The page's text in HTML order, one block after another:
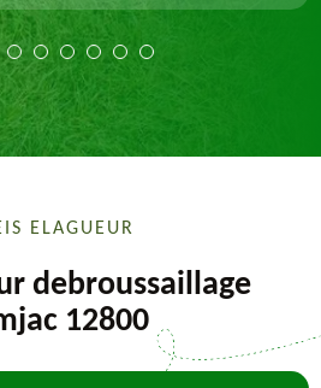
ELAGUEUR
debroussaillage
12800